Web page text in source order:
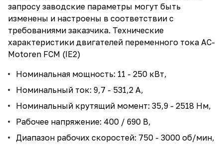
запросу заводские параметры могут быть
изменены и настроены в соответствии с
требованиями заказчика. Технические
характеристики двигателей переменного тока AC-
Motoren FCM (IE2)
Номинальная мощность: 11 - 250 кВт,
Номинальный ток: 9,7 - 531,2 А,
Номинальный крутящий момент: 35,9 - 2518 Нм,
Рабочее напряжение: 400 / 690 В,
Диапазон рабочих скоростей: 750 - 3000 об/мин,